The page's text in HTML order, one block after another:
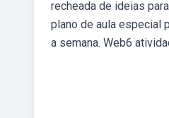
recheada de ideias
plano de aula especial
a semana. Web6